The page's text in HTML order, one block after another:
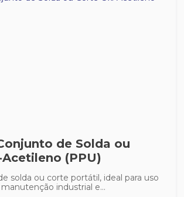
de Solda ou
(PPU)
solda ou corte portátil, ideal para uso
industrial e...